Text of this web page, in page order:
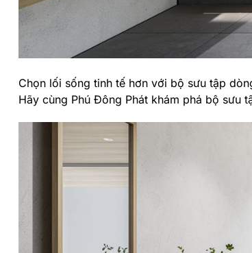
Chọn lối sống tinh tế hơn với bộ sưu tập
Hãy cùng Phú Đông Phát khám phá bộ sưu